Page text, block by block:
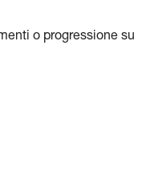
o progressione su